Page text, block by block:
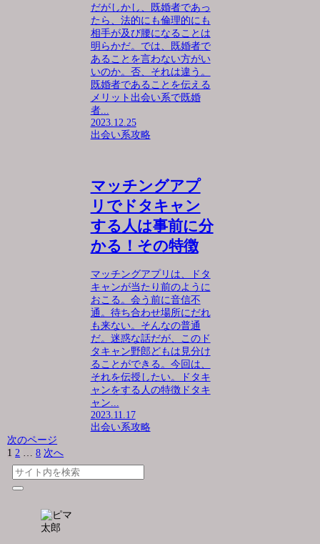
だがしかし、既婚者であっ
たら、法的にも倫理的にも
相手が及び腰になることは
明らかだ。では、既婚者で
あることを言わない方がい
いのか。否、それは違う。
既婚者であることを伝える
メリット出会い系で既婚
者...
2023.12.25
出会い系攻略
マッチングアプ
リでドタキャン
する人は事前に分
かる！その特徴
マッチングアプリは、ドタ
キャンが当たり前のように
おこる。会う前に音信不
通。待ち合わせ場所にだれ
も来ない。そんなの普通
だ。迷惑な話だが、このド
タキャン野郎どもは見分け
ることができる。今回は、
それを伝授したい。ドタキ
ャンをする人の特徴ドタキ
ャン...
2023.11.17
出会い系攻略
次のページ
1 2 … 8 次へ